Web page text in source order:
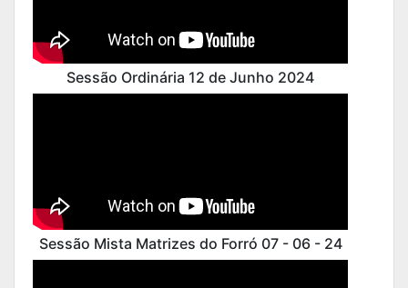
Sessão Ordinária 12 de Junho 2024
Sessão Mista Matrizes do Forró 07 - 06 - 24